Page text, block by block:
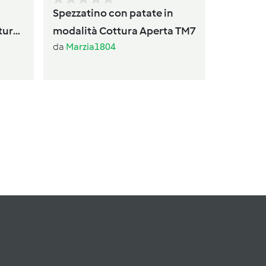
Spezzatino con patate in
modalità Cottura Aperta TM7
da Marzia1804